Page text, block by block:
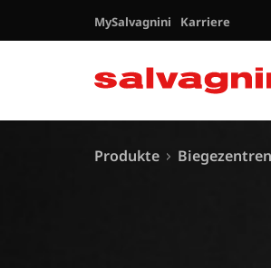
MySalvagnini Karriere
Produkte Biegezentren